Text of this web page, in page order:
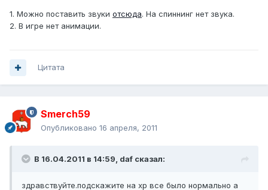
1. Можно поставить звуки отсюда. На спиннинг нет звука.
2. В игре нет анимации.
Цитата
Smerch59
Опубликовано 16 апреля, 2011
В 16.04.2011 в 14:59, daf сказал:
здравствуйте.подскажите на хр все было нормально а